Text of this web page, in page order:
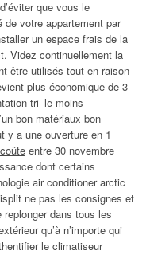
que vous le
de votre appartement par
un espace frais de la
Videz continuellement la
être utilisés tout en raison
plus économique de 3
tri–le moins
bon matériaux bon
y a une ouverture en 1
entre 30 novembre
dont certains
air conditioner arctic
ne pas les consignes et
dans tous les
qu’à n’importe qui
le climatiseur